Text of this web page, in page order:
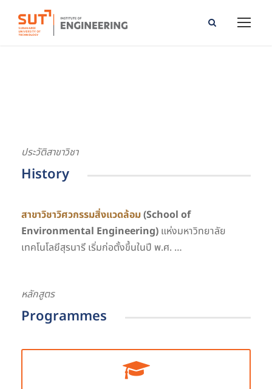
ประวัติสาขาวิชา
History
สาขาวิชาวิศวกรรมสิ่งแวดล้อม(School of
Environmental Engineering) แห่งมหาวิทยาลัย
เทคโนโลยีสุรนารี เริ่มก่อตั้งขึ้นในปี พ.ศ. …
หลักสูตร
Programmes